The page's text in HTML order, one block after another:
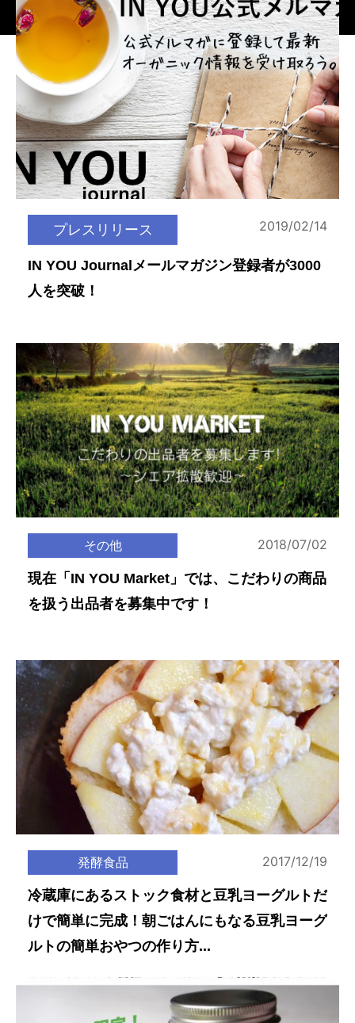
プレスリリース 2019/02/14
IN YOU Journalメールマガジン登録者が3000
人を突破！
その他 2018/07/02
現在「IN YOU Market」では、こだわりの商品
を扱う出品者を募集中です！
発酵食品 2017/12/19
冷蔵庫にあるストック食材と豆乳ヨーグルトだ
けで簡単に完成！朝ごはんにもなる豆乳ヨーグ
ルトの簡単おやつの作り方...